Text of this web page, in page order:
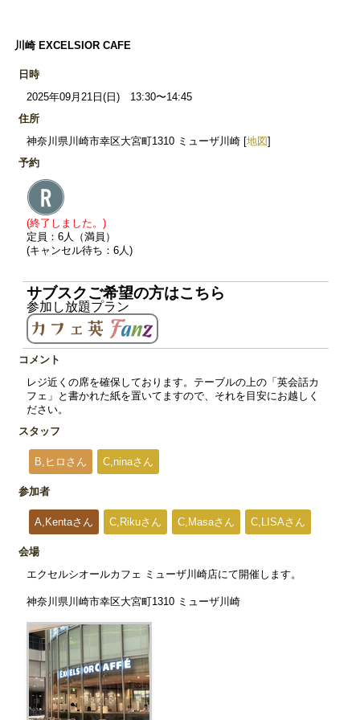
川崎 EXCELSIOR CAFE
日時
2025年09月21日(日) 13:30〜14:45
住所
神奈川県川崎市幸区大宮町1310 ミューザ川崎 [地図]
予約
(終了しました。)
定員：6人（満員）
(キャンセル待ち：6人)
サブスクご希望の方はこちら
参加し放題プラン
コメント
レジ近くの席を確保しております。テーブルの上の「英会話カ
フェ」と書かれた紙を置いてますので、それを目安にお越しく
ださい。
スタッフ
B,ヒロさん C,ninaさん
参加者
A,Kentaさん C,Rikuさん C,Masaさん C,LISAさん
会場
エクセルシオールカフェ ミューザ川崎店にて開催します。
神奈川県川崎市幸区大宮町1310 ミューザ川崎